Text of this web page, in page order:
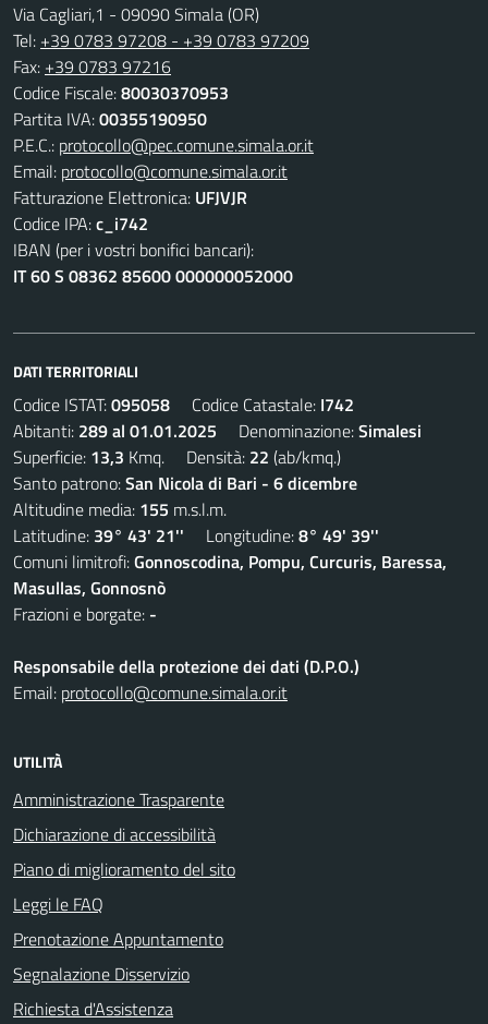
Via Cagliari,1 - 09090 Simala (OR)
Tel: +39 0783 97208 - +39 0783 97209
Fax: +39 0783 97216
Codice Fiscale:80030370953
Partita IVA:00355190950
P.E.C.: protocollo@pec.comune.simala.or.it
Email: protocollo@comune.simala.or.it
Fatturazione Elettronica: UFJVJR
Codice IPA:c_i742
IBAN (per i vostri bonifici bancari):
IT 60 S 08362 85600 000000052000
DATI TERRITORIALI
Codice ISTAT:095058 Codice Catastale: I742
Abitanti: 289 al 01.01.2025 Denominazione:Simalesi
Superficie: 13,3 Kmq. Densità: 22 (ab/kmq.)
Santo patrono:San Nicola di Bari - 6 dicembre
Altitudine media: 155 m.s.l.m.
Latitudine: 39° 43' 21'' Longitudine:8° 49' 39''
Comuni limitrofi:Gonnoscodina, Pompu, Curcuris, Baressa,
Masullas, Gonnosnò
Frazioni e borgate: -
Responsabile della protezione dei dati (D.P.O.)
Email: protocollo@comune.simala.or.it
UTILITÀ
Amministrazione Trasparente
Dichiarazione di accessibilità
Piano di miglioramento del sito
Leggi le FAQ
Prenotazione Appuntamento
Segnalazione Disservizio
Richiesta d'Assistenza